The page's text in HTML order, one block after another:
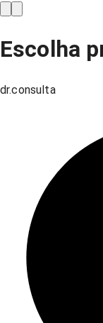
Escolha
dr.consulta